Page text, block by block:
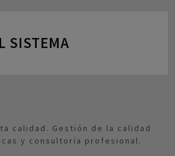
SISTEMA
calidad. Gestión de la calidad
y consultoría profesional.